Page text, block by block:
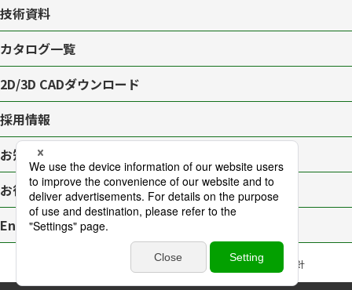
技術資料
カタログ一覧
2D/3D CADダウンロード
採用情報
お知らせ一覧
お役立ちブログ
English page
サイトマップ アクセシビリティ対応方針